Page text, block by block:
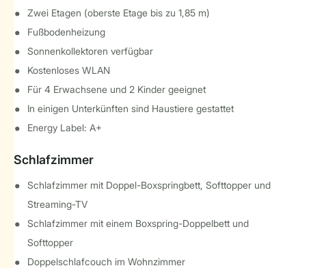
Zwei Etagen (oberste Etage bis zu 1,85 m)
Fußbodenheizung
Sonnenkollektoren verfügbar
Kostenloses WLAN
Für 4 Erwachsene und 2 Kinder geeignet
In einigen Unterkünften sind Haustiere gestattet
Energy Label: A+
Schlafzimmer
Schlafzimmer mit Doppel-Boxspringbett, Softtopper und
Streaming-TV
Schlafzimmer mit einem Boxspring-Doppelbett und
Softtopper
Doppelschlafcouch im Wohnzimmer